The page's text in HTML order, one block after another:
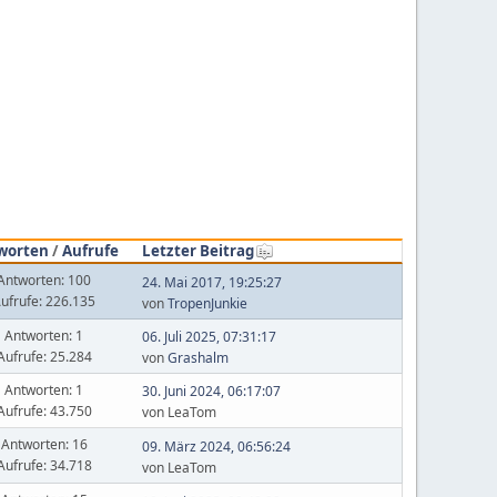
/Aufrufe
Letzter Beitrag
100
226.135
24. Mai 2017, 19:25:27
vonTropenJunkie
Antworten: 1
25.284
06. Juli 2025, 07:31:17
vonGrashalm
Antworten: 1
43.750
30. Juni 2024, 06:17:07
von LeaTom
Antworten: 16
34.718
09. März 2024, 06:56:24
von LeaTom